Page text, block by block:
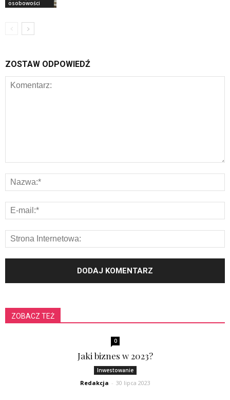
osobowości
ZOSTAW ODPOWIEDŹ
ZOBACZ TEŻ
0
Jaki biznes w 2023?
Inwestowanie
Redakcja - 30 lipca 2023